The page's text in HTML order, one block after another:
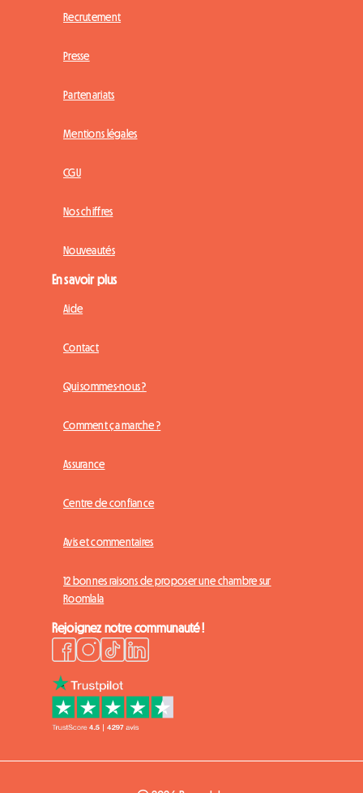
Recrutement
Presse
Partenariats
Mentions légales
CGU
Nos chiffres
Nouveautés
En savoir plus
Aide
Contact
Qui sommes-nous ?
Comment ça marche ?
Assurance
Centre de confiance
Avis et commentaires
12 bonnes raisons de proposer une chambre sur
Roomlala
Rejoignez notre communauté !